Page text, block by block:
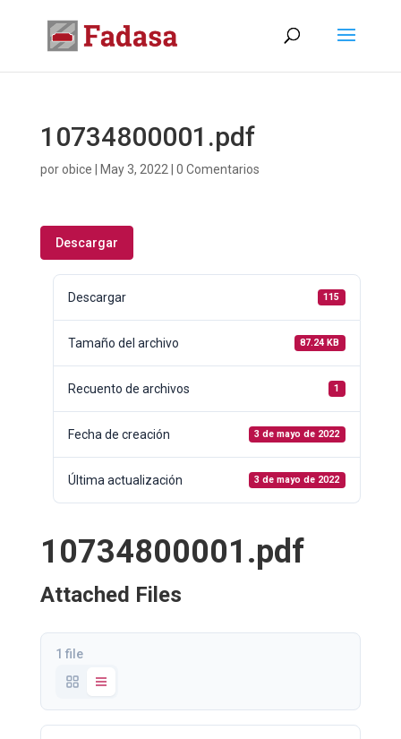
10734800001.pdf
porobice May 3, 2022 0 Comentarios
Descargar
Descargar 115
Tamaño del archivo 87.24 KB
Recuento de archivos 1
Fecha de creación 3 de mayo de 2022
Última actualización 3 de mayo de 2022
10734800001.pdf
Attached Files
1 file